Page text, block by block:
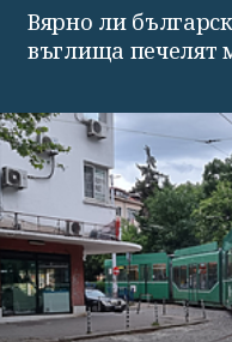
Вярно ли
въглища печелят